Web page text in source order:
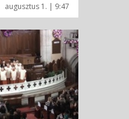
augusztus 1. | 9:47